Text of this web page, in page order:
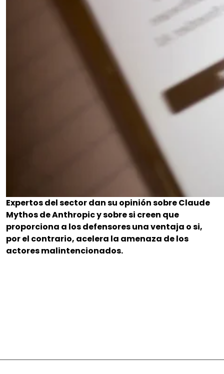
Expertos del sector dan su opinión sobre Claude
Mythos de Anthropic y sobre si creen que
proporciona a los defensores una ventaja o si,
por el contrario, acelera la amenaza de los
actores malintencionados.